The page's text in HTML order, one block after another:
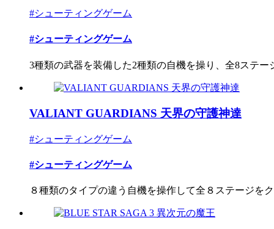
#シューティングゲーム
#シューティングゲーム
3種類の武器を装備した2種類の自機を操り、全8ステー
VALIANT GUARDIANS 天界の守護神達
#シューティングゲーム
#シューティングゲーム
８種類のタイプの違う自機を操作して全８ステージを